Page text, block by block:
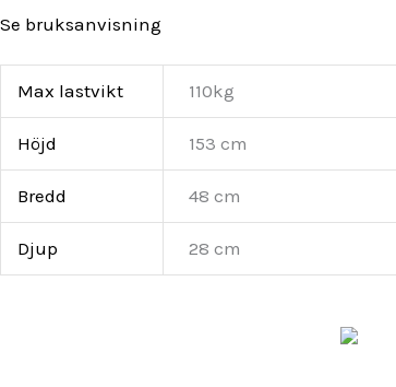
PISTOL
mängd
Se bruksanvisning
Max lastvikt 110kg
Höjd 153 cm
Bredd 48 cm
Djup 28 cm